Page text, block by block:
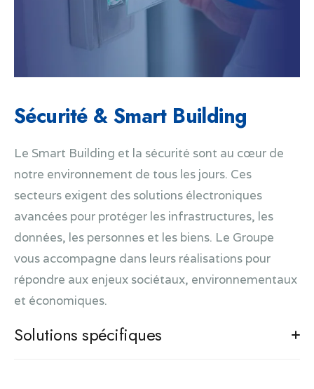
Sécurité & Smart Building
Le Smart Building et la sécurité sont au cœur de
notre environnement de tous les jours. Ces
secteurs exigent des solutions électroniques
avancées pour protéger les infrastructures, les
données, les personnes et les biens. Le Groupe
vous accompagne dans leurs réalisations pour
répondre aux enjeux sociétaux, environnementaux
et économiques.
Solutions spécifiques